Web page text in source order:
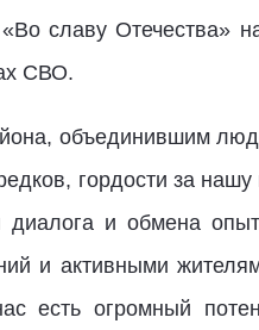
славу Отечества»
СВО.
объединившим
гордости за
диалога и обмена
и активными
есть огромный